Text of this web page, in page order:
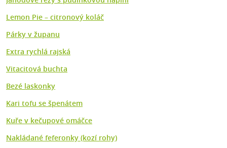
Lemon Pie – citronový koláč
Párky v županu
Extra rychlá rajská
Vitacitová buchta
Bezé laskonky
Kari tofu se špenátem
Kuře v kečupové omáčce
Nakládané feferonky (kozí rohy)